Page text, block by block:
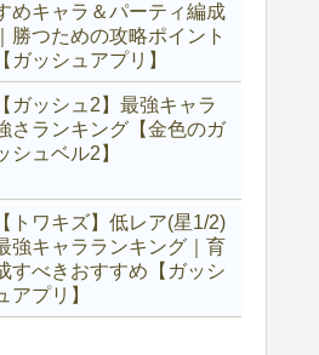
めキャラ＆パーティ編成
｜勝つための攻略ポイント
【ガッシュアプリ】
【ガッシュ2】最強キャラ
さランキング【金色のガ
シュベル2】
【トワキズ】低レア(星1/2)
強キャラランキング｜育
すべきおすすめ【ガッシ
アプリ】